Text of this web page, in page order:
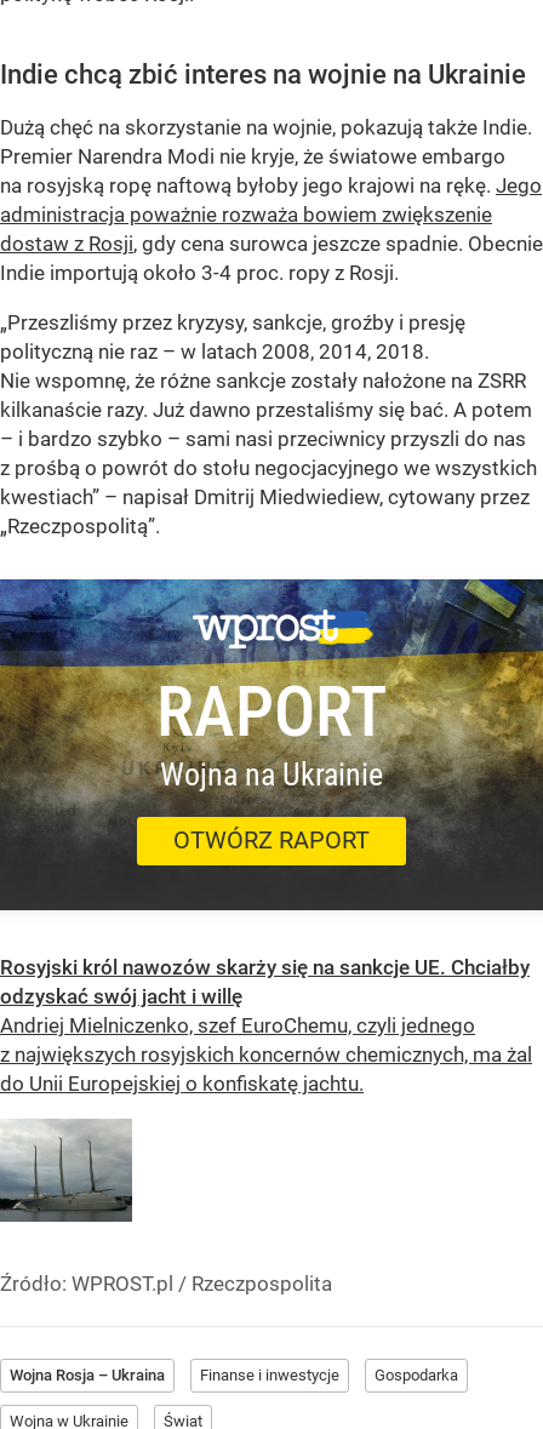
Indie chcą zbić interes na wojnie na Ukrainie
Dużą chęć na skorzystanie na wojnie, pokazują także Indie.
Premier Narendra Modi nie kryje, że światowe embargo
na rosyjską ropę naftową byłoby jego krajowi na rękę. Jego
administracja poważnie rozważa bowiem zwiększenie
dostaw z Rosji, gdy cena surowca jeszcze spadnie. Obecnie
Indie importują około 3-4 proc. ropy z Rosji.
„Przeszliśmy przez kryzysy, sankcje, groźby i presję
polityczną nie raz – w latach 2008, 2014, 2018.
Nie wspomnę, że różne sankcje zostały nałożone na ZSRR
kilkanaście razy. Już dawno przestaliśmy się bać. A potem
– i bardzo szybko – sami nasi przeciwnicy przyszli do nas
z prośbą o powrót do stołu negocjacyjnego we wszystkich
kwestiach” – napisał Dmitrij Miedwiediew, cytowany przez
„Rzeczpospolitą”.
RAPORT
Wojna na Ukrainie
OTWÓRZ RAPORT
Rosyjski król nawozów skarży się na sankcje UE. Chciałby
odzyskać swój jacht i willę
Andriej Mielniczenko, szef EuroChemu, czyli jednego
z największych rosyjskich koncernów chemicznych, ma żal
do Unii Europejskiej o konfiskatę jachtu.
Źródło: WPROST.pl / Rzeczpospolita
Wojna Rosja – Ukraina Finanse i inwestycje Gospodarka
Wojna w Ukrainie Świat